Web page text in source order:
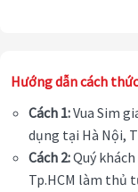
Hướng dẫn cách
Cách 1:Vua Sim
dụng tại Hà Nội,
Cách 2:Quý
Tp.HCM làm thủ